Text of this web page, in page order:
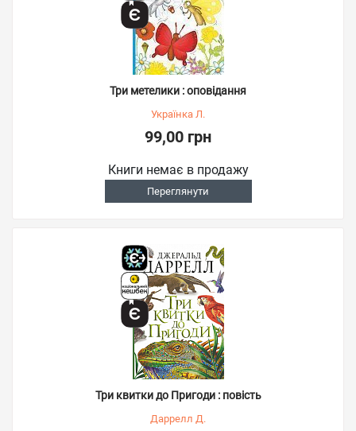
Три метелики : оповідання
Українка Л.
99,00 грн
Книги немає в продажу
Переглянути
Три квитки до Пригоди : повість
Даррелл Д.